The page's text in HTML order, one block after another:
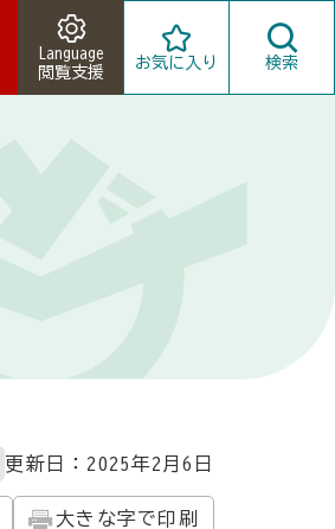
Language
閲覧支援
お気に入り 検索
更新日： 2025年2月6日
大きな字で印刷